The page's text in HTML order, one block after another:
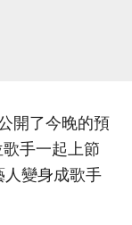
開了今晚的預
手一起上節
人變身成歌手